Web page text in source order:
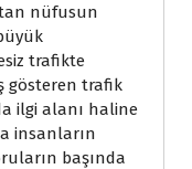
nüfusun
trafikte
gösteren trafik
ilgi alanı haline
insanların
başında